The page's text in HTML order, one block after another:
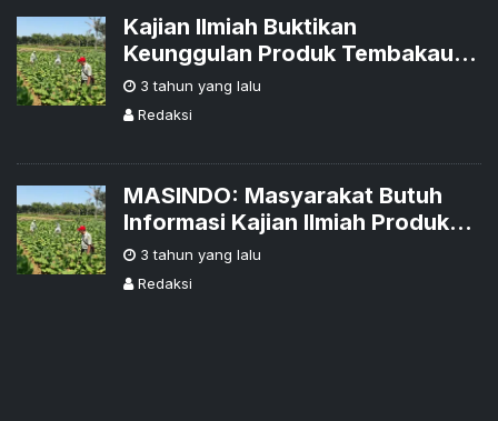
Kajian Ilmiah Buktikan
Keunggulan Produk Tembakau
Alternatif
3 tahun yang lalu
Redaksi
MASINDO: Masyarakat Butuh
Informasi Kajian Ilmiah Produk
Tembakau Alternatif
3 tahun yang lalu
Redaksi